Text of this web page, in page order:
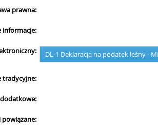
prawna:
informacje:
DL-1 Deklaracja na podatek leśny -
tradycyjne:
powiązane: